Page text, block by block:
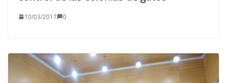
10/03/2017 0